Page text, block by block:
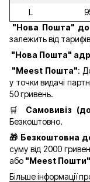
L
"Нова Пошта" до
залежить від
"Нова Пошта"
"Meest Пошта":
у точки видачі
50 гривень.
🛒 Самовивіз
Безкоштовно.
🎁 Безкоштовна
суму від 2000
або "Meest Пошти"
Більше інформації